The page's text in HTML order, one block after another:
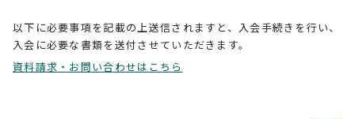
以下に必要事項を記載の上送信されますと、入会手続きを行い、
入会に必要な書類を送付させていただきます。
資料請求・お問い合わせはこちら